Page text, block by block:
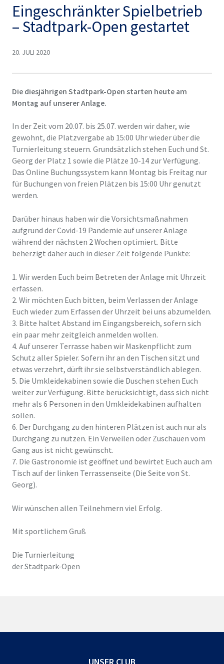
Eingeschränkter Spielbetrieb
– Stadtpark-Open gestartet
20. JULI 2020
Die diesjährigen Stadtpark-Open starten heute am
Montag auf unserer Anlage.
In der Zeit vom 20.07. bis 25.07. werden wir daher, wie
gewohnt, die Platzvergabe ab 15:00 Uhr wieder über die
Turnierleitung steuern. Grundsätzlich stehen Euch und St.
Georg der Platz 1 sowie die Plätze 10-14 zur Verfügung.
Das Online Buchungssystem kann Montag bis Freitag nur
für Buchungen von freien Plätzen bis 15:00 Uhr genutzt
werden.
Darüber hinaus haben wir die Vorsichtsmaßnahmen
aufgrund der Covid-19 Pandemie auf unserer Anlage
während der nächsten 2 Wochen optimiert. Bitte
beherzigt daher auch in dieser Zeit folgende Punkte:
1. Wir werden Euch beim Betreten der Anlage mit Uhrzeit
erfassen.
2. Wir möchten Euch bitten, beim Verlassen der Anlage
Euch wieder zum Erfassen der Uhrzeit bei uns abzumelden.
3. Bitte haltet Abstand im Eingangsbereich, sofern sich
ein paar mehr zeitgleich anmelden wollen.
4. Auf unserer Terrasse haben wir Maskenpflicht zum
Schutz aller Spieler. Sofern ihr an den Tischen sitzt und
etwas verzehrt, dürft ihr sie selbstverständlich ablegen.
5. Die Umkleidekabinen sowie die Duschen stehen Euch
weiter zur Verfügung. Bitte berücksichtigt, dass sich nicht
mehr als 6 Personen in den Umkleidekabinen aufhalten
sollen.
6. Der Durchgang zu den hinteren Plätzen ist auch nur als
Durchgang zu nutzen. Ein Verweilen oder Zuschauen vom
Gang aus ist nicht gewünscht.
7. Die Gastronomie ist geöffnet und bewirtet Euch auch am
Tisch auf der linken Terrassenseite (Die Seite von St.
Georg).
Wir wünschen allen Teilnehmern viel Erfolg.
Mit sportlichem Gruß
Die Turnierleitung
der Stadtpark-Open
UNSER CLUB